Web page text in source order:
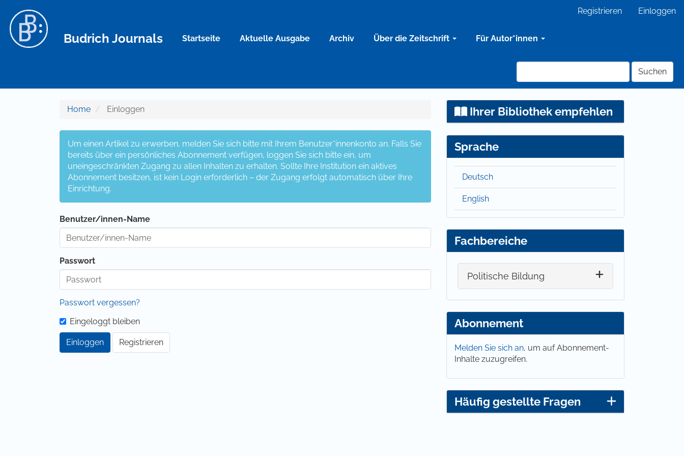
Hauptinhalt
Sidebar
Registrieren Einloggen
Budrich Journals Startseite Aktuelle Ausgabe Archiv Über die Zeitschrift Für Autor*innen
Suchen
Home Einloggen
Um einen Artikel zu erwerben, melden Sie sich bitte mit Ihrem Benutzer*innenkonto an. Falls Sie
bereits über ein persönliches Abonnement verfügen, loggen Sie sich bitte ein, um
uneingeschränkten Zugang zu allen Inhalten zu erhalten. Sollte Ihre Institution ein aktives
Abonnement besitzen, ist kein Login erforderlich – der Zugang erfolgt automatisch über Ihre
Einrichtung.
Benutzer/innen-Name
Passwort
Passwort vergessen?
Eingeloggt bleiben
Einloggen Registrieren
Ihrer Bibliothek empfehlen
Sprache
Deutsch
English
Fachbereiche
Politische Bildung
Abonnement
Melden Sie sich an, um auf Abonnement-
Inhalte zuzugreifen.
Häufig gestellte Fragen